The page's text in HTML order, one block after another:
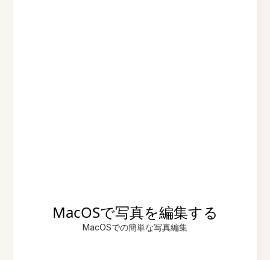
MacOSで写真を編集する
MacOSでの簡単な写真編集